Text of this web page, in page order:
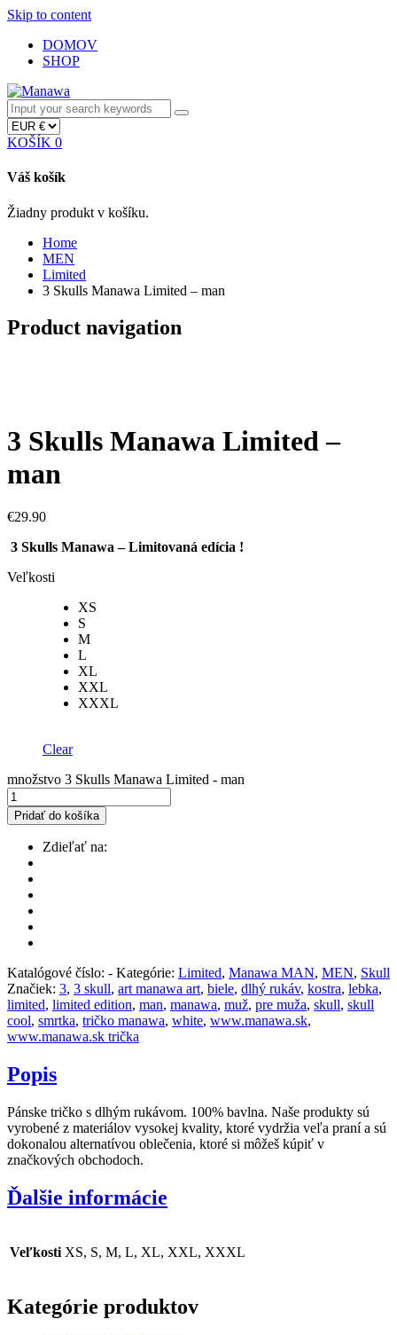
Skip to content
DOMOV
SHOP
KOŠÍK 0
Váš košík
Žiadny produkt v košíku.
Home
MEN
Limited
3 Skulls Manawa Limited – man
Product navigation
3 Skulls Manawa Limited –
man
€29.90
3 Skulls Manawa – Limitovaná edícia !
Veľkosti
XS
S
M
L
XL
XXL
XXXL
Clear
množstvo 3 Skulls Manawa Limited - man
Pridať do košíka
Zdieľať na:
Katalógové číslo: - Kategórie: Limited, Manawa MAN, MEN, Skull
Značiek: 3, 3 skull, art manawa art, biele, dlhý rukáv, kostra, lebka,
limited, limited edition, man, manawa, muž, pre muža, skull, skull
cool, smrtka, tričko manawa, white, www.manawa.sk,
www.manawa.sk trička
Popis
Pánske tričko s dlhým rukávom. 100% bavlna. Naše produkty sú
vyrobené z materiálov vysokej kvality, ktoré vydržia veľa praní a sú
dokonalou alternatívou oblečenia, ktoré si môžeš kúpiť v
značkových obchodoch.
Ďalšie informácie
Veľkosti XS, S, M, L, XL, XXL, XXXL
Kategórie produktov